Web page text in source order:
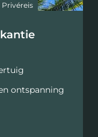
Privéreis
ontspanning